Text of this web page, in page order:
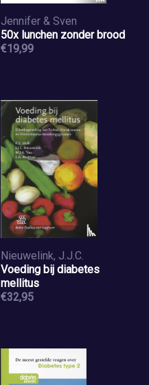
Jennifer & Sven
50x lunchen zonder brood
€19,99
Nieuwelink, J.J.C.
Voeding bij diabetes
mellitus
€32,95